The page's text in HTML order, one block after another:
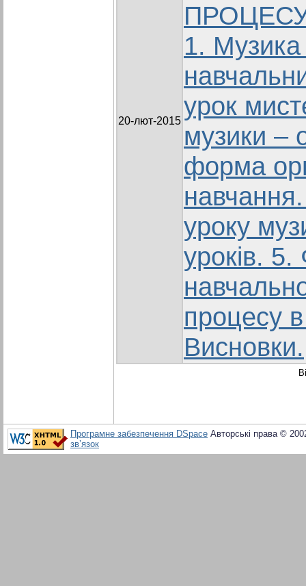
20-лют-2015
ПРОЦЕСУ
1. Музика
урок
музики –
форма
уроку
уроків.
процесу
Висновки.
Програмне забезпечення DSpace Авторські права ©
зв’язок